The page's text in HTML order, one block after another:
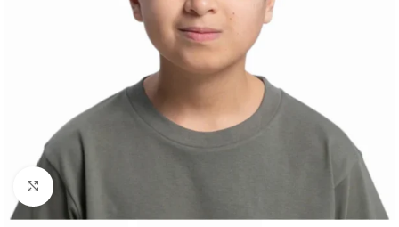
Haga clic para ampliar